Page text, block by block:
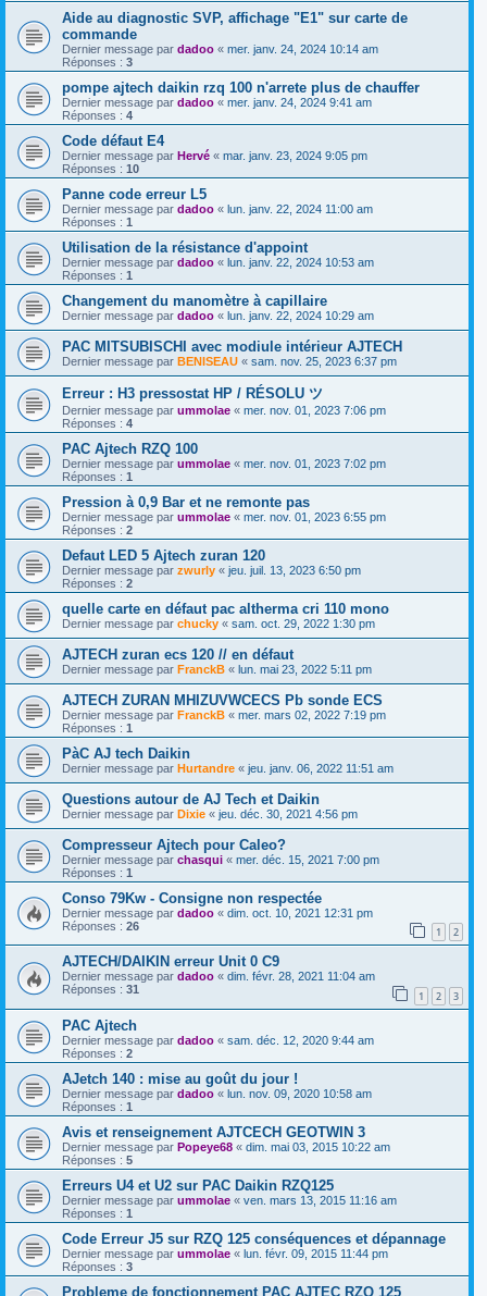
Aide au diagnostic SVP, affichage "E1" sur carte de
commande
Dernier message par dadoo « mer. janv. 24, 2024 10:14 am
Réponses : 3
pompe ajtech daikin rzq 100 n'arrete plus de chauffer
Dernier message par dadoo « mer. janv. 24, 2024 9:41 am
Réponses : 4
Code défaut E4
Dernier message par Hervé « mar. janv. 23, 2024 9:05 pm
Réponses : 10
Panne code erreur L5
Dernier message par dadoo « lun. janv. 22, 2024 11:00 am
Réponses : 1
Utilisation de la résistance d'appoint
Dernier message par dadoo « lun. janv. 22, 2024 10:53 am
Réponses : 1
Changement du manomètre à capillaire
Dernier message par dadoo « lun. janv. 22, 2024 10:29 am
PAC MITSUBISCHI avec modiule intérieur AJTECH
Dernier message par BENISEAU « sam. nov. 25, 2023 6:37 pm
Erreur : H3 pressostat HP / RÉSOLU ツ
Dernier message par ummolae « mer. nov. 01, 2023 7:06 pm
Réponses : 4
PAC Ajtech RZQ 100
Dernier message par ummolae « mer. nov. 01, 2023 7:02 pm
Réponses : 1
Pression à 0,9 Bar et ne remonte pas
Dernier message par ummolae « mer. nov. 01, 2023 6:55 pm
Réponses : 2
Defaut LED 5 Ajtech zuran 120
Dernier message par zwurly « jeu. juil. 13, 2023 6:50 pm
Réponses : 2
quelle carte en défaut pac altherma cri 110 mono
Dernier message par chucky « sam. oct. 29, 2022 1:30 pm
AJTECH zuran ecs 120 // en défaut
Dernier message par FranckB « lun. mai 23, 2022 5:11 pm
AJTECH ZURAN MHIZUVWCECS Pb sonde ECS
Dernier message par FranckB « mer. mars 02, 2022 7:19 pm
Réponses : 1
PàC AJ tech Daikin
Dernier message par Hurtandre « jeu. janv. 06, 2022 11:51 am
Questions autour de AJ Tech et Daikin
Dernier message par Dixie « jeu. déc. 30, 2021 4:56 pm
Compresseur Ajtech pour Caleo?
Dernier message par chasqui « mer. déc. 15, 2021 7:00 pm
Réponses : 1
Conso 79Kw - Consigne non respectée
Dernier message par dadoo « dim. oct. 10, 2021 12:31 pm
Réponses : 26 1 2
AJTECH/DAIKIN erreur Unit 0 C9
Dernier message par dadoo « dim. févr. 28, 2021 11:04 am
Réponses : 31 1 2 3
PAC Ajtech
Dernier message par dadoo « sam. déc. 12, 2020 9:44 am
Réponses : 2
AJetch 140 : mise au goût du jour !
Dernier message par dadoo « lun. nov. 09, 2020 10:58 am
Réponses : 1
Avis et renseignement AJTCECH GEOTWIN 3
Dernier message par Popeye68 « dim. mai 03, 2015 10:22 am
Réponses : 5
Erreurs U4 et U2 sur PAC Daikin RZQ125
Dernier message par ummolae « ven. mars 13, 2015 11:16 am
Réponses : 1
Code Erreur J5 sur RZQ 125 conséquences et dépannage
Dernier message par ummolae « lun. févr. 09, 2015 11:44 pm
Réponses : 3
Probleme de fonctionnement PAC AJTEC RZQ 125